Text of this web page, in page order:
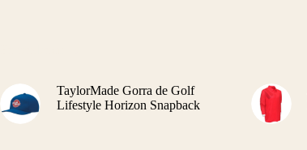
TaylorMade Gorra de Golf
Lifestyle Horizon Snapback